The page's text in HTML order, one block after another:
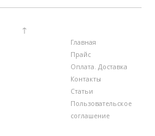
↑
Главная
Прайс
Оплата. Доставка
Контакты
Статьи
Пользовательское
соглашение